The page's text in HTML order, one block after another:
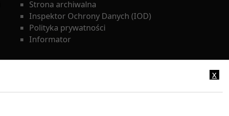
Strona archiwalna
Inspektor Ochrony Danych (IOD)
Polityka prywatności
Informator
x